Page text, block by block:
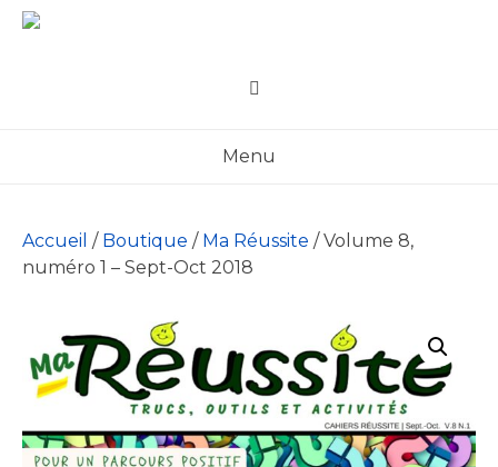
Skip
Menu
Accueil / Boutique / Ma Réussite / Volume 8,
numéro 1 – Sept-Oct 2018